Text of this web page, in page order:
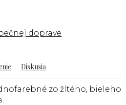
doprave
Diskusia
zo žltého, bieleho